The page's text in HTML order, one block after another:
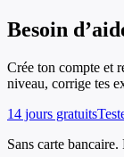
Besoin
Crée ton compte et
niveau, corrige tes
14 jours gratuits
Sans carte